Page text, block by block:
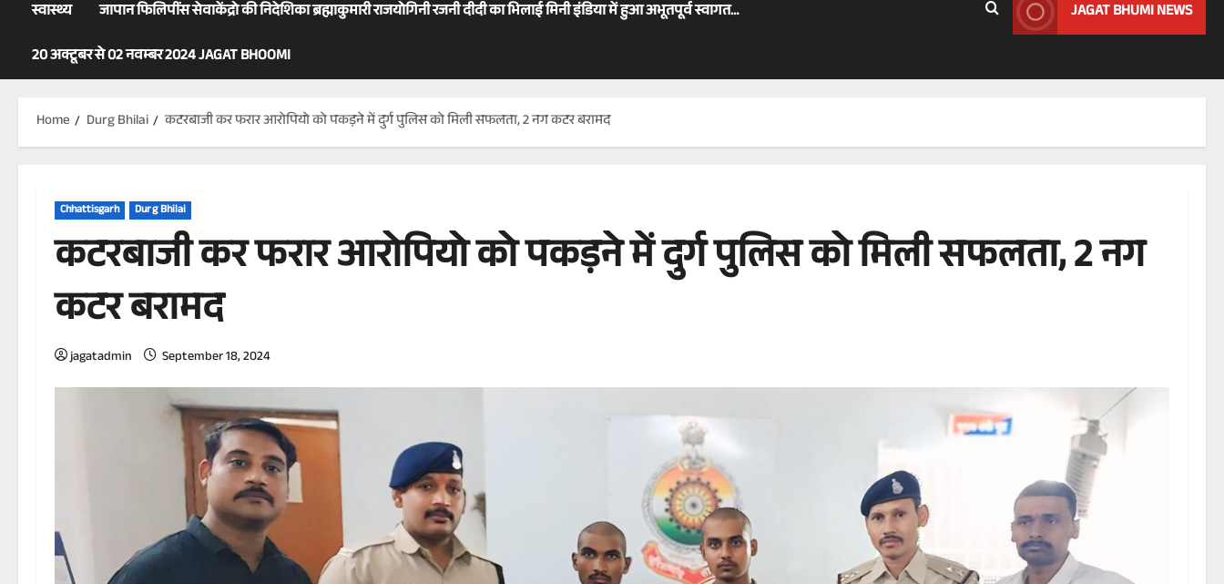
स्वास्थ्य
जापान फिलिपींस सेवाकेंद्रो की निदेशिका ब्रह्माकुमारी राजयोगिनी रजनी दीदी का भिलाई मिनी इंडिया में हुआ अभूतपूर्व स्वागत…
20 अक्टूबर से 02 नवम्बर 2024 JAGAT BHOOMI
JAGAT BHUMI NEWS
Home Durg Bhilai कटरबाजी कर फरार आरोपियो को पकड़ने में दुर्ग पुलिस को मिली सफलता, 2 नग कटर बरामद
Chhattisgarh Durg Bhilai
कटरबाजी कर फरार आरोपियो को पकड़ने में दुर्ग पुलिस को मिली सफलता, 2 नग
कटर बरामद
jagatadmin September 18, 2024